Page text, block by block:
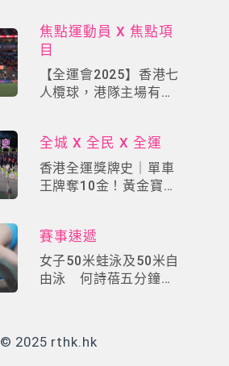
焦點運動員 X 焦點項
目
【全運會2025】香港七
人欖球，港隊主場有力
全城 X 全民 X 全運
香港全運獎牌史｜單車
王牌奪10金！黃金寶×
賽事速遞
女子50米蛙泳及50米自
由泳 何詩蓓五分鐘極
© 2025 rthk.hk